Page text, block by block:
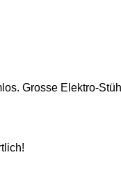
Grosse Elektro-